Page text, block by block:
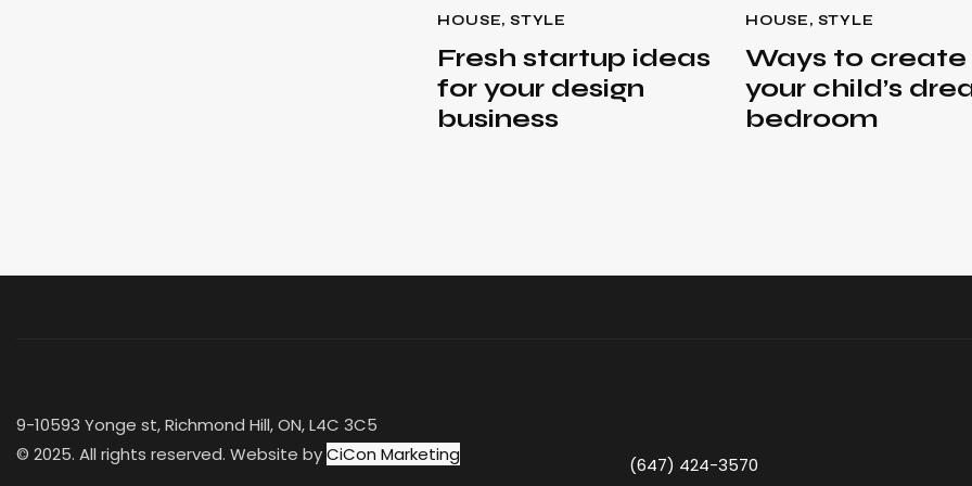
HOUSE, STYLE
Fresh startup ideas
for your design
business
HOUSE, STYLE
Ways to create
your child’s
bedroom
9-10593 Yonge st, Richmond Hill, ON, L4C 3C5
© 2025. All rights reserved. Website byCiCon Marketing (647) 424-3570